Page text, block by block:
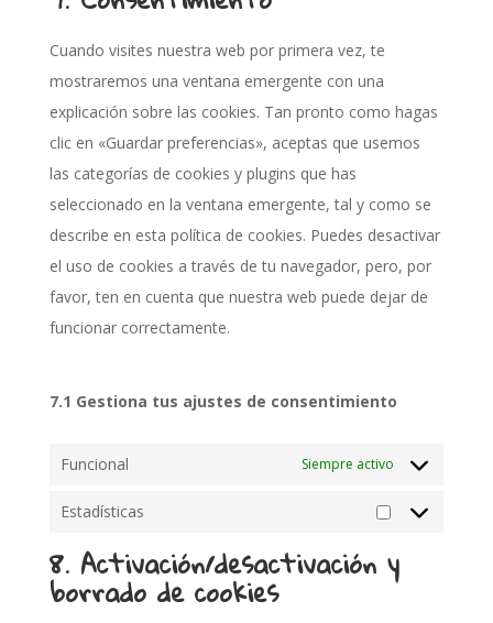
Cuando visites nuestra web por primera vez, te
mostraremos una ventana emergente con una
explicación sobre las cookies. Tan pronto como hagas
clic en «Guardar preferencias», aceptas que usemos
las categorías de cookies y plugins que has
seleccionado en la ventana emergente, tal y como se
describe en esta política de cookies. Puedes desactivar
el uso de cookies a través de tu navegador, pero, por
favor, ten en cuenta que nuestra web puede dejar de
funcionar correctamente.
7.1 Gestiona tus ajustes de consentimiento
Funcional Siempre activo
Estadísticas
8. Activación/desactivación y
borrado de cookies